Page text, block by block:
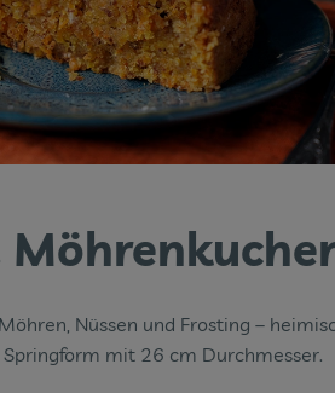
Nüssen und Frosting –
Springform mit 26 cm Durchmesser.